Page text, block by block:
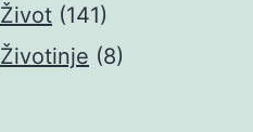
Život (141)
Životinje (8)